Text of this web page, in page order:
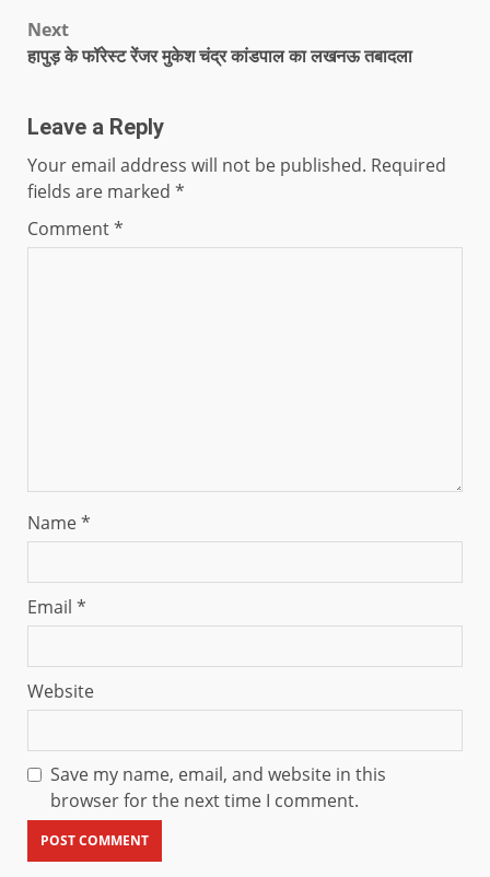
Next
हापुड़ के फॉरेस्ट रेंजर मुकेश चंद्र कांडपाल का लखनऊ तबादला
Leave a Reply
Your email address will not be published. Required
fields are marked *
Comment*
Name*
Email *
Website
Save my name, email, and website in this
browser for the next time I comment.